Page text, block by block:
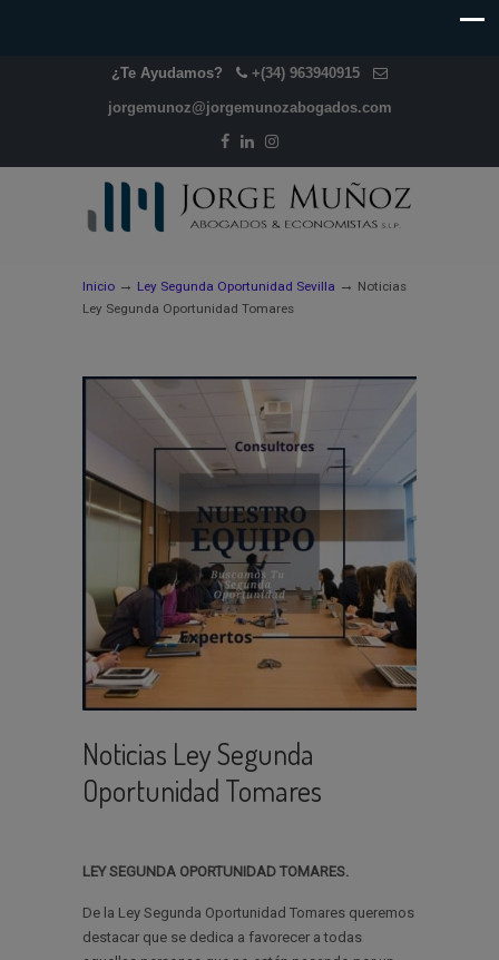
¿Te Ayudamos? +(34) 963940915
jorgemunoz@jorgemunozabogados.com
Inicio → Ley Segunda Oportunidad Sevilla → Noticias
Ley Segunda Oportunidad Tomares
Noticias Ley Segunda
Oportunidad Tomares
LEY SEGUNDA OPORTUNIDAD TOMARES.
De la Ley Segunda Oportunidad Tomares queremos
destacar que se dedica a favorecer a todas